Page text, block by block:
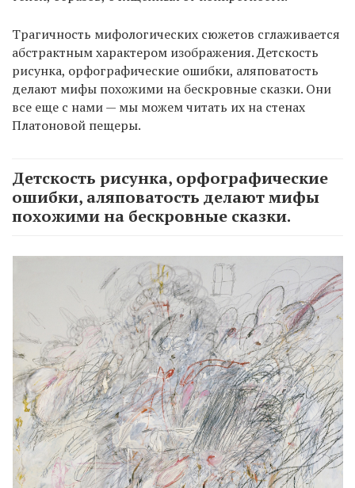
Трагичность мифологических сюжетов сглаживается
абстрактным характером изображения. Детскость
рисунка, орфографические ошибки, аляповатость
делают мифы похожими на бескровные сказки. Они
все еще с нами — мы можем читать их на стенах
Платоновой пещеры.
Детскость рисунка, орфографические
ошибки, аляповатость делают мифы
похожими на бескровные сказки.